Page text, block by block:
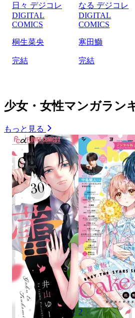
日々 デジコレ
DIGITAL
COMICS
桐生菜央
完結
なる デジコレ
DIGITAL
COMICS
寒田鰤
完結
少女・女性マンガラン
もっと見る
2